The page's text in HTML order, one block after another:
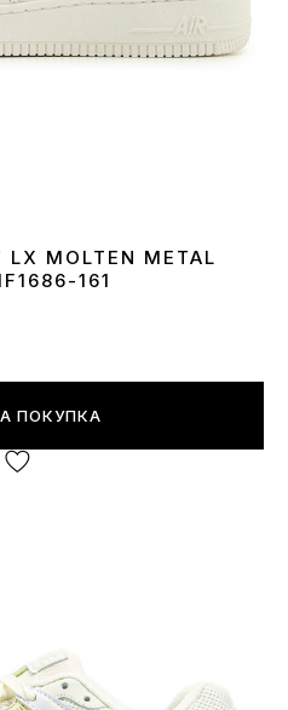
LX MOLTEN METAL
161
ПОКУПКА